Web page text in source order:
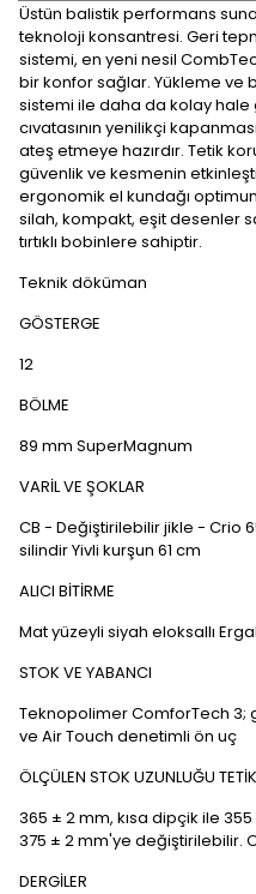
Üstün balistik performans
teknoloji konsantresi. Geri
sistemi, en yeni nesil
bir konfor sağlar. Yükleme ve
sistemi ile daha da kolay hale
cıvatasının yenilikçi
ateş etmeye hazırdır. Tetik
güvenlik ve kesmenin
ergonomik el kundağı
silah, kompakt, eşit desenler
tırtıklı bobinlere sahiptir.
Teknik döküman
GÖSTERGE
12
BÖLME
89 mm SuperMagnum
VARİL VE ŞOKLAR
CB - Değiştirilebilir jikle - Crio
silindir Yivli kurşun 61 cm
ALICI BİTİRME
Mat yüzeyli siyah eloksallı Ergal
STOK VE YABANCI
Teknopolimer ComforTech
ve Air Touch denetimli ön uç
ÖLÇÜLEN STOK UZUNLUĞU
365 ± 2 mm, kısa dipçik ile
375 ± 2 mm'ye değiştirilebilir.
DERGİLER